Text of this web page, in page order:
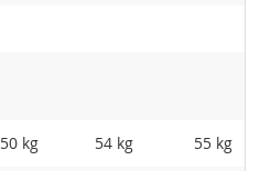
50 kg 54 kg 55 kg